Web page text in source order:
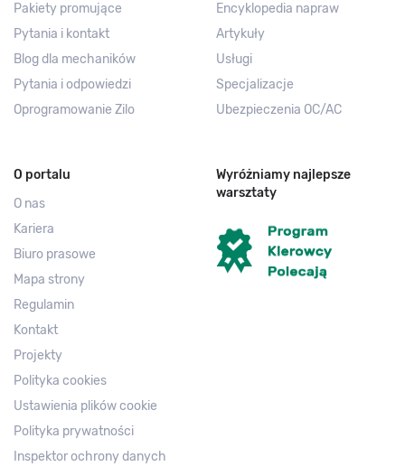
Pakiety promujące
Pytania i kontakt
Blog dla mechaników
Pytania i odpowiedzi
Oprogramowanie Zilo
Encyklopedia napraw
Artykuły
Usługi
Specjalizacje
Ubezpieczenia OC/AC
O portalu
O nas
Kariera
Biuro prasowe
Mapa strony
Regulamin
Kontakt
Projekty
Polityka cookies
Ustawienia plików cookie
Polityka prywatności
Inspektor ochrony danych
Wyróżniamy najlepsze
warsztaty